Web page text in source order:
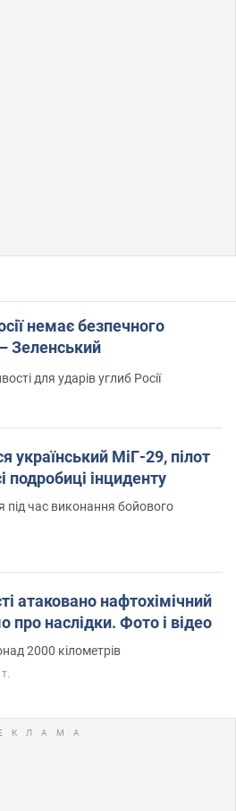
немає безпечного
Зеленський
для ударів углиб Росії
український МіГ-29, пілот
подробиці інциденту
під час виконання бойового
атаковано нафтохімічний
про наслідки. Фото і відео
2000 кілометрів